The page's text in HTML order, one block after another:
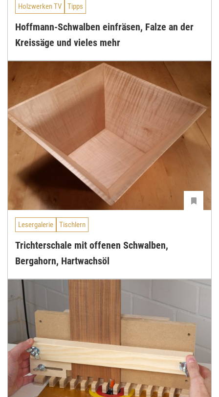
Holzwerken TV Tipps
Hoffmann-Schwalben einfräsen, Falze an der
Kreissäge und vieles mehr
Lesergalerie Tischlern
Trichterschale mit offenen Schwalben,
Bergahorn, Hartwachsöl